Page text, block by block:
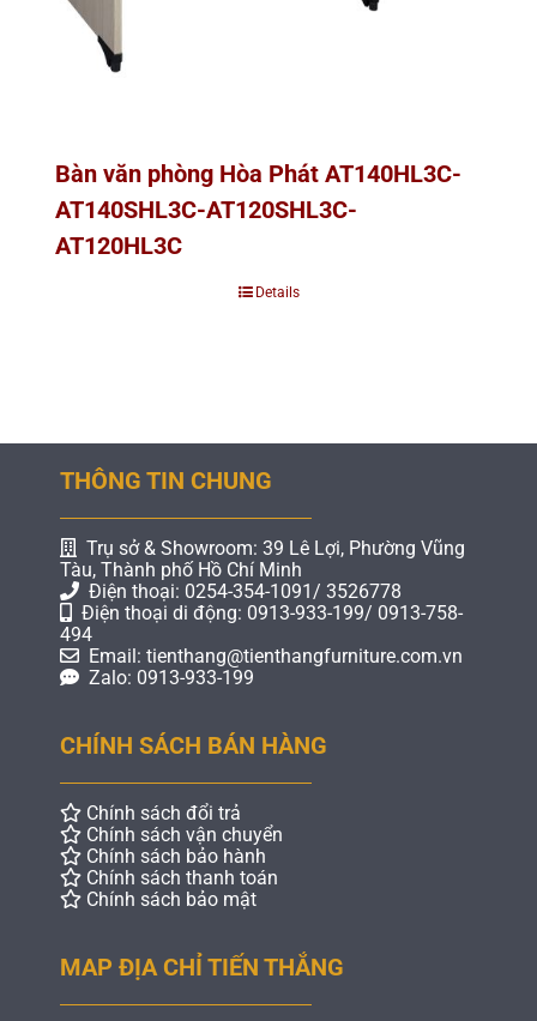
Bàn văn phòng Hòa Phát AT140HL3C-
AT140SHL3C-AT120SHL3C-
AT120HL3C
Details
THÔNG TIN CHUNG
Trụ sở & Showroom: 39 Lê Lợi, Phường Vũng
Tàu, Thành phố Hồ Chí Minh
Điện thoại: 0254-354-1091/ 3526778
Điện thoại di động: 0913-933-199/ 0913-758-
494
Email: tienthang@tienthangfurniture.com.vn
Zalo: 0913-933-199
CHÍNH SÁCH BÁN HÀNG
Chính sách đổi trả
Chính sách vận chuyển
Chính sách bảo hành
Chính sách thanh toán
Chính sách bảo mật
MAP ĐỊA CHỈ TIẾN THẮNG